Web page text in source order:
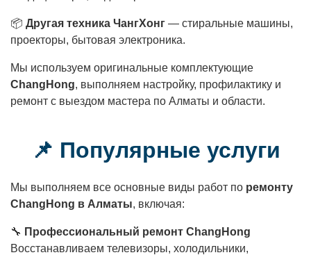
📦 Другая техника ЧангХонг — стиральные машины,
проекторы, бытовая электроника.
Мы используем оригинальные комплектующие
ChangHong, выполняем настройку, профилактику и
ремонт с выездом мастера по Алматы и области.
📌 Популярные услуги
Мы выполняем все основные виды работ по ремонту
ChangHong в Алматы, включая:
🔧 Профессиональный ремонт ChangHong
Восстанавливаем телевизоры, холодильники,